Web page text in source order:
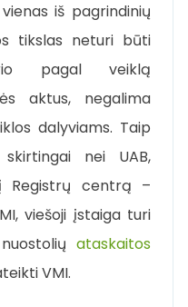
iš pagrindinių
tikslas neturi būti
pagal veiklą
aktus, negalima
dalyviams. Taip
nei UAB,
Registrų centrą –
viešoji įstaiga turi
ataskaitos
VMI.